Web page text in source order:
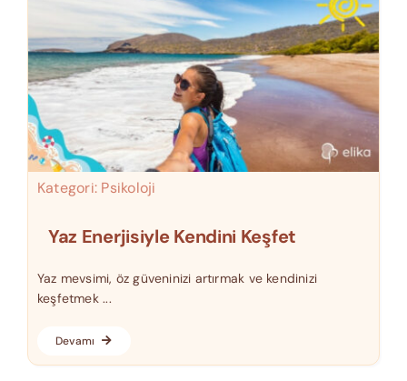
Kategori: Psikoloji
Yaz Enerjisiyle Kendini Keşfet
Yaz mevsimi, öz güveninizi artırmak ve kendinizi
keşfetmek ...
Devamı